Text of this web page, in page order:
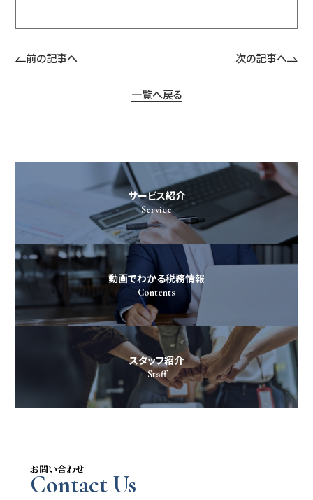
前の記事へ 次の記事へ
一覧へ戻る
サービス紹介
Service
動画でわかる税務情報
Contents
スタッフ紹介
Staff
お問い合わせ
Contact Us